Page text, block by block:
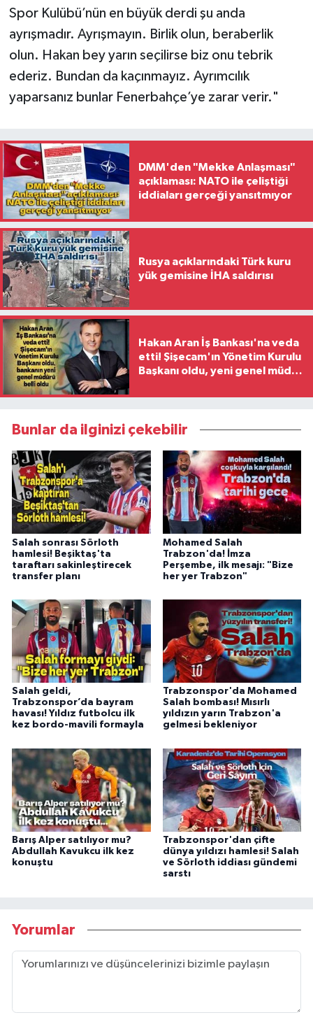
Spor Kulübü’nün en büyük derdi şu anda
ayrışmadır. Ayrışmayın. Birlik olun, beraberlik
olun. Hakan bey yarın seçilirse biz onu tebrik
ederiz. Bundan da kaçınmayız. Ayrımcılık
yaparsanız bunlar Fenerbahçe’ye zarar verir."
DMM'den "Mekke Anlaşması"
açıklaması: NATO ile çeliştiği
iddiaları gerçeği yansıtmıyor
Rusya açıklarındaki Türk kuru
yük gemisine İHA saldırısı
Hakan Aran İş Bankası'na veda
etti! Şişecam'ın Yönetim Kurulu
Başkanı oldu, yeni genel müdür
Bunlar da ilginizi çekebilir
Salah sonrası Sörloth
hamlesi! Beşiktaş'ta
taraftarı sakinleştirecek
transfer planı
Mohamed Salah
Trabzon'da! İmza
Perşembe, ilk mesajı: "Bize
her yer Trabzon"
Salah geldi,
Trabzonspor’da bayram
havası! Yıldız futbolcu ilk
kez bordo-mavili formayla
Trabzonspor'da Mohamed
Salah bombası! Mısırlı
yıldızın yarın Trabzon'a
gelmesi bekleniyor
Barış Alper satılıyor mu?
Abdullah Kavukcu ilk kez
konuştu
Trabzonspor'dan çifte
dünya yıldızı hamlesi! Salah
ve Sörloth iddiası gündemi
sarstı
Yorumlar